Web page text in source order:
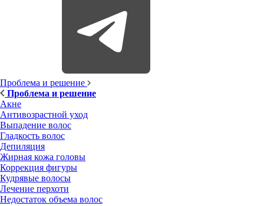
Проблема и решение
Проблема и решение
Акне
Антивозрастной уход
Выпадение волос
Гладкость волос
Депиляция
Жирная кожа головы
Коррекция фигуры
Кудрявые волосы
Лечение перхоти
Недостаток объема волос